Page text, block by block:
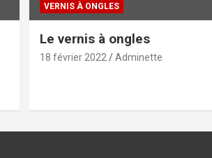
VERNIS À ONGLES
Le vernis à ongles
18 février 2022 Adminette